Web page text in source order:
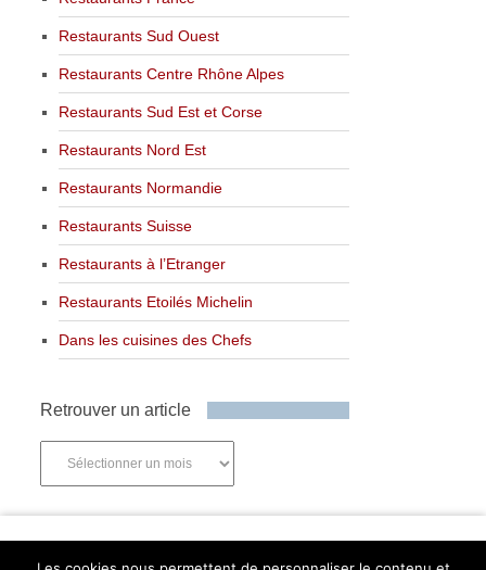
Restaurants Sud Ouest
Restaurants Centre Rhône Alpes
Restaurants Sud Est et Corse
Restaurants Nord Est
Restaurants Normandie
Restaurants Suisse
Restaurants à l’Etranger
Restaurants Etoilés Michelin
Dans les cuisines des Chefs
Retrouver un article